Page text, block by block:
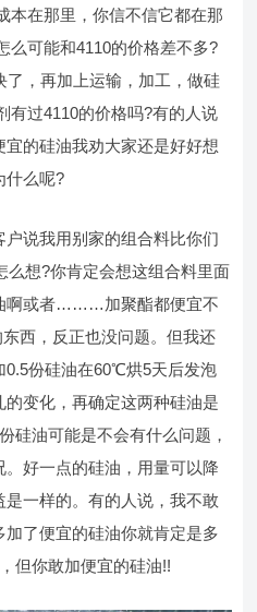
本在那里，你信不信它都在那
么可能和4110的价格差不多?
了，再加上运输，加工，做硅
有过4110的价格吗?有的人说
的硅油我劝大家还是好好想
什么呢?
说我用别家的组合料比你们
么想?你肯定会想这组合料里面
啊或者………加聚酯都便宜不
西，反正也没问题。但我还
0.5份硅油在60℃烘5天后发泡
变化，再确定这两种硅油是
硅油可能是不会有什么问题，
好一点的硅油，用量可以降
一样的。有的人说，我不敢
了便宜的硅油你就肯定是多
但你敢加便宜的硅油!!